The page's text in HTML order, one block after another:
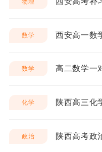
数学 西安高一数
数学 高二数学一
化学 陕西高三化
政治 陕西高考政